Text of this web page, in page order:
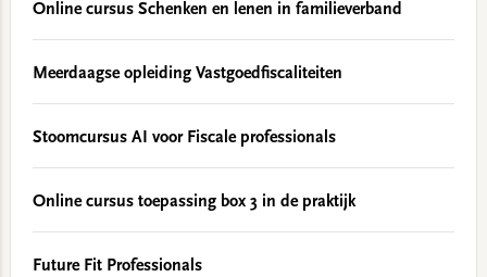
Online cursus Schenken en lenen in familieverband
Meerdaagse opleiding Vastgoedfiscaliteiten
Stoomcursus AI voor Fiscale professionals
Online cursus toepassing box 3 in de praktijk
Future Fit Professionals